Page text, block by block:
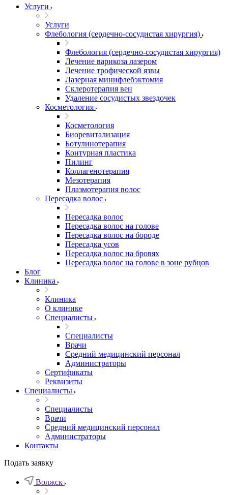
Услуги
Услуги
Флебология (сердечно-сосудистая хирургия)
Флебология (сердечно-сосудистая хирургия)
Лечение варикоза лазером
Лечение трофической язвы
Лазерная минифлебэктомия
Cклеротерапия вен
Удаление сосудистых звездочек
Косметология
Косметология
Биоревитализация
Ботулинотерапия
Контурная пластика
Пилинг
Коллагенотерапия
Мезотерапия
Плазмотерапия волос
Пересадка волос
Пересадка волос
Пересадка волос на голове
Пересадка волос на бороде
Пересадка усов
Пересадка волос на бровях
Пересадка волос на голове в зоне рубцов
Блог
Клиника
Клиника
О клинике
Специалисты
Специалисты
Врачи
Средний медицинский персонал
Администраторы
Сертификаты
Реквизиты
Специалисты
Специалисты
Врачи
Средний медицинский персонал
Администраторы
Контакты
Подать заявку
Волжск